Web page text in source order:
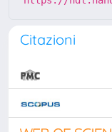
Citazioni